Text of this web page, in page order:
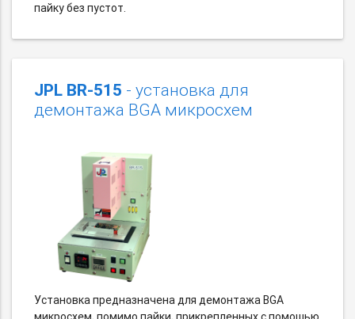
пайку без пустот.
JPL BR-515 - установка для
демонтажа BGA микросхем
Установка предназначена для демонтажа BGA